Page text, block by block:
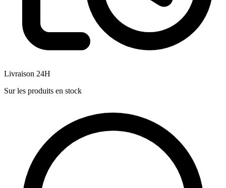
Livraison 24H
Sur les produits en stock